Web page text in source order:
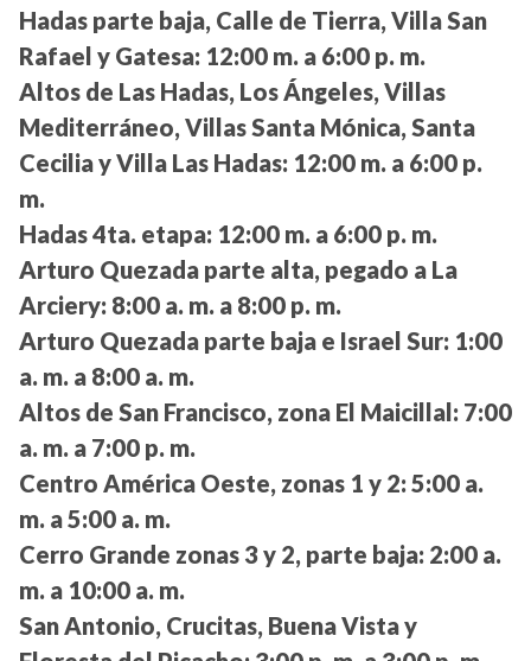
Hadas parte baja, Calle de Tierra, Villa San
Rafael y Gatesa: 12:00 m. a 6:00 p. m.
Altos de Las Hadas, Los Ángeles, Villas
Mediterráneo, Villas Santa Mónica, Santa
Cecilia y Villa Las Hadas: 12:00 m. a 6:00 p.
m.
Hadas 4ta. etapa: 12:00 m. a 6:00 p. m.
Arturo Quezada parte alta, pegado a La
Arciery: 8:00 a. m. a 8:00 p. m.
Arturo Quezada parte baja e Israel Sur: 1:00
a. m. a 8:00 a. m.
Altos de San Francisco, zona El Maicillal: 7:00
a. m. a 7:00 p. m.
Centro América Oeste, zonas 1 y 2: 5:00 a.
m. a 5:00 a. m.
Cerro Grande zonas 3 y 2, parte baja: 2:00 a.
m. a 10:00 a. m.
San Antonio, Crucitas, Buena Vista y